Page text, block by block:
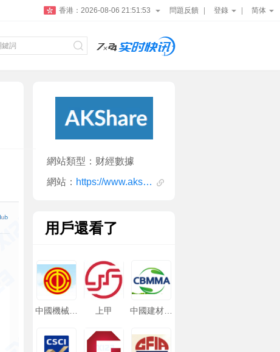
香港： 2026-08-06 21:51:54 問題反饋 登錄 简体
網站類型：财經數據
網站：
https://www.akshare.xyz/
用戶還看了
中國機械冶
上甲
中國建材市